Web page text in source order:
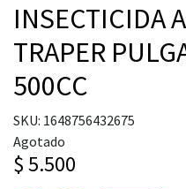
INSECTICIDA
TRAPER
500CC
SKU: 1648756432675
Agotado
$ 5.500